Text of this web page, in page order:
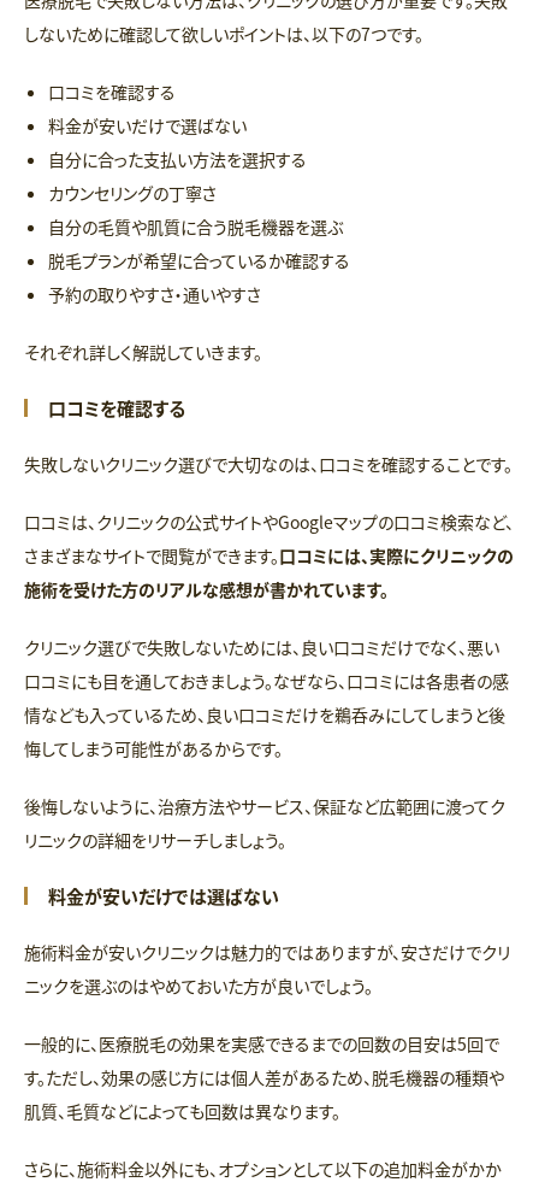
しないために確認して欲しいポイントは、以下の7つです。
口コミを確認する
料金が安いだけで選ばない
自分に合った支払い方法を選択する
カウンセリングの丁寧さ
自分の毛質や肌質に合う脱毛機器を選ぶ
脱毛プランが希望に合っているか確認する
予約の取りやすさ・通いやすさ
それぞれ詳しく解説していきます。
口コミを確認する
失敗しないクリニック選びで大切なのは、口コミを確認することです。
口コミは、クリニックの公式サイトやGoogleマップの口コミ検索など、
さまざまなサイトで閲覧ができます。口コミには、実際にクリニックの
施術を受けた方のリアルな感想が書かれています。
クリニック選びで失敗しないためには、良い口コミだけでなく、悪い
口コミにも目を通しておきましょう。なぜなら、口コミには各患者の感
情なども入っているため、良い口コミだけを鵜呑みにしてしまうと後
悔してしまう可能性があるからです。
後悔しないように、治療方法やサービス、保証など広範囲に渡ってク
リニックの詳細をリサーチしましょう。
料金が安いだけでは選ばない
施術料金が安いクリニックは魅力的ではありますが、安さだけでクリ
ニックを選ぶのはやめておいた方が良いでしょう。
一般的に、医療脱毛の効果を実感できるまでの回数の目安は5回で
す。ただし、効果の感じ方には個人差があるため、脱毛機器の種類や
肌質、毛質などによっても回数は異なります。
さらに、施術料金以外にも、オプションとして以下の追加料金がかか